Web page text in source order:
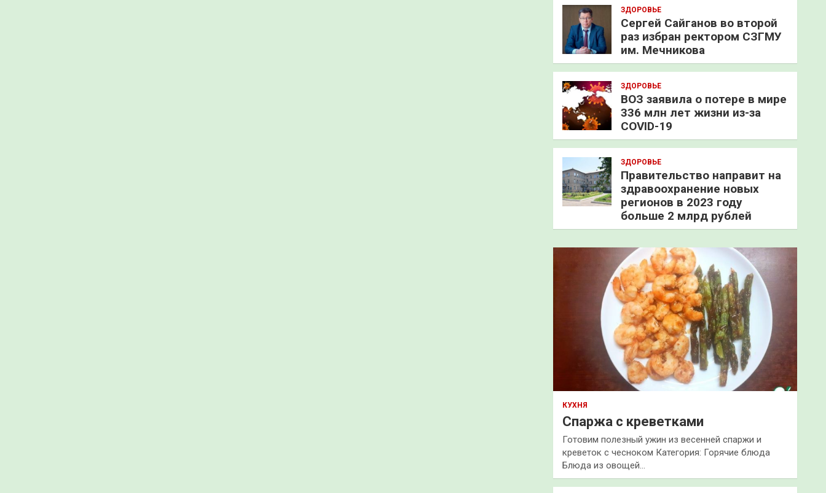
ЗДОРОВЬЕ
Сергей Сайганов во второй
раз избран ректором СЗГМУ
им. Мечникова
ЗДОРОВЬЕ
ВОЗ заявила о потере в мире
336 млн лет жизни из-за
COVID-19
ЗДОРОВЬЕ
Правительство направит на
здравоохранение новых
регионов в 2023 году
больше 2 млрд рублей
КУХНЯ
Спаржа с креветками
Готовим полезный ужин из весенней спаржи и
креветок с чесноком Категория: Горячие блюда
Блюда из овощей…